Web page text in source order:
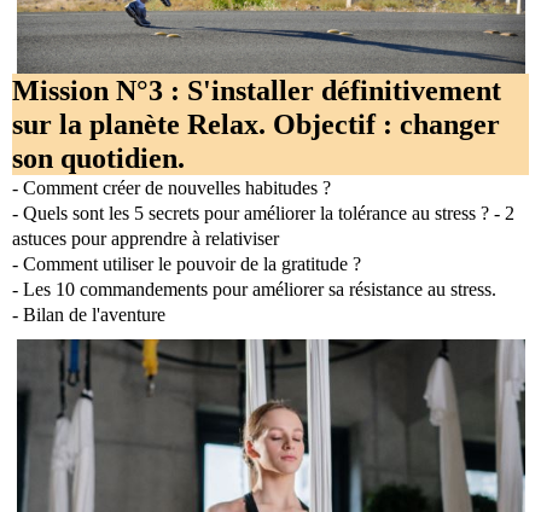
Mission N°3 : S'installer définitivement
sur la planète Relax. Objectif : changer
son quotidien.
- Comment créer de nouvelles habitudes ?
- Quels sont les 5 secrets pour améliorer la tolérance au stress ? - 2
astuces pour apprendre à relativiser
- Comment utiliser le pouvoir de la gratitude ?
- Les 10 commandements pour améliorer sa résistance au stress.
- Bilan de l'aventure